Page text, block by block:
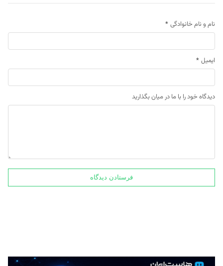
نام و نام خانوادگی *
ایمیل *
دیدگاه خود را با ما در میان بگذارید